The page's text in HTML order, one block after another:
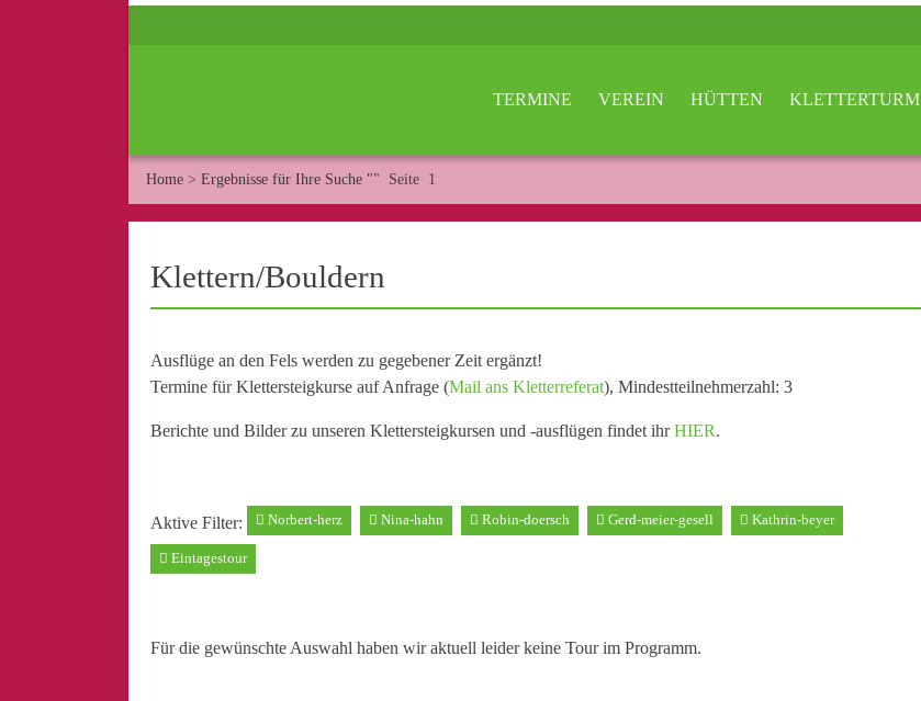
TERMINE VEREIN HÜTTEN KLETTERTURM
Home > Ergebnisse für Ihre Suche "" Seite 1
Klettern/Bouldern
Ausflüge an den Fels werden zu gegebener Zeit ergänzt!
Termine für Klettersteigkurse auf Anfrage (Mail ans Kletterreferat), Mindestteilnehmerzahl: 3
Berichte und Bilder zu unseren Klettersteigkursen und -ausflügen findet ihrHIER.
Aktive Filter: Norbert-herz Nina-hahn Robin-doersch Gerd-meier-gesell Kathrin-beyer
Eintagestour
Für die gewünschte Auswahl haben wir aktuell leider keine Tour im Programm.